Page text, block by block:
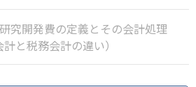
究開発費の定義とその会計処理
計と税務会計の違い）